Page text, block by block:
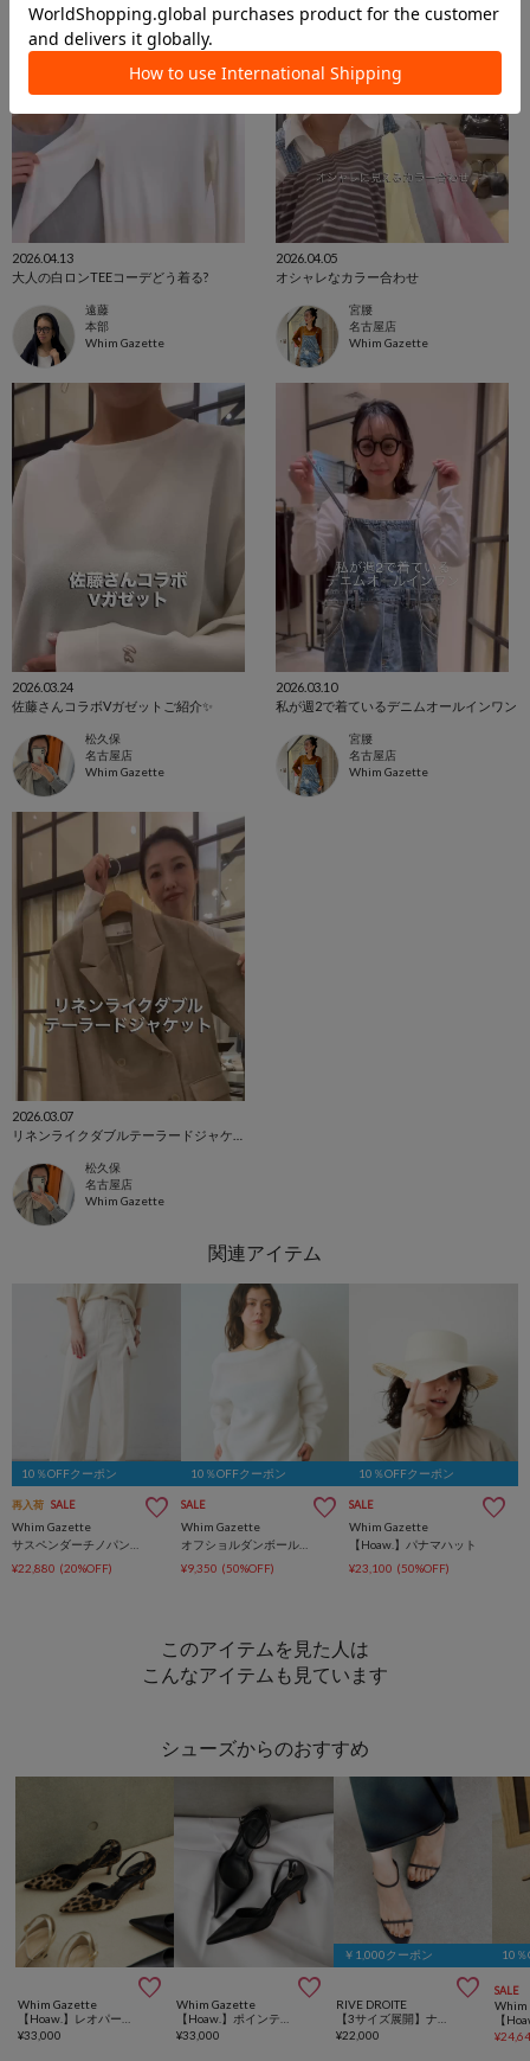
2026.04.13
大人の白ロンTEEコーデどう着る?
遠藤
本部
Whim Gazette
2026.04.05
オシャレなカラー合わせ
宮腰
名古屋店
Whim Gazette
2026.03.24
佐藤さんコラボVガゼットご紹介✨
松久保
名古屋店
Whim Gazette
2026.03.10
私が週2で着ているデニムオールインワン
宮腰
名古屋店
Whim Gazette
2026.03.07
松久保
名古屋店
Whim Gazette
10％OFFクーポン
再入荷 SALE
Whim Gazette
¥22,880 (20%OFF)
10％OFFクーポン
SALE
Whim Gazette
オフショルダンボールプルオーバー
¥9,350 (50%OFF)
10％OFFクーポン
SALE
Whim Gazette
【Hoaw.】パナマハット
¥23,100 (50%OFF)
このアイテムを見た人は
こんなアイテムも見ています
シューズからのおすすめ

Whim Gazette
¥33,000

Whim Gazette
¥33,000
￥1,000クーポン

RIVE DROITE
¥22,000
10％
SALE
Whim
¥